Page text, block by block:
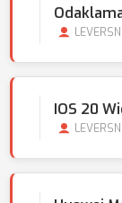
IOS 20